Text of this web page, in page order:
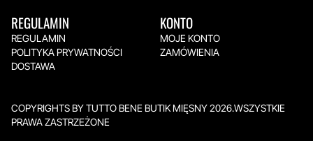
REGULAMIN
REGULAMIN
POLITYKA PRYWATNOŚCI
DOSTAWA
KONTO
MOJE KONTO
ZAMÓWIENIA
COPYRIGHTS BY TUTTO BENE BUTIK MIĘSNY 2026.WSZYSTKIE
PRAWA ZASTRZEŻONE